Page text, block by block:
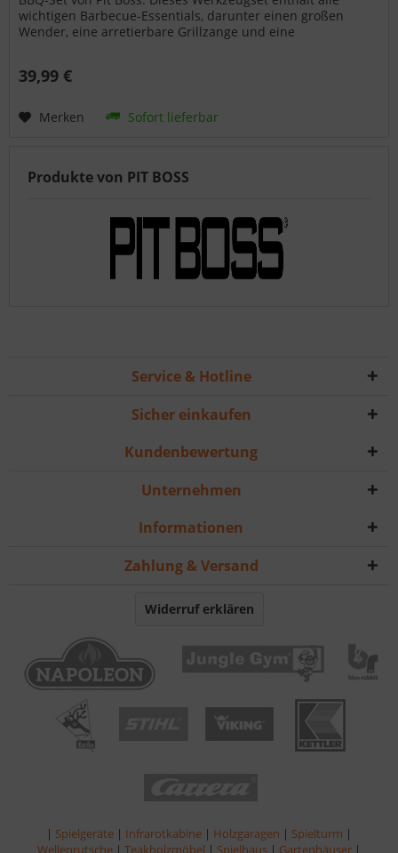
wichtigen Barbecue-Essentials, darunter einen großen
Wender, eine arretierbare Grillzange und eine
39,99 €
Merken Sofort lieferbar
Produkte von PIT BOSS
Service & Hotline
Sicher einkaufen
Kundenbewertung
Unternehmen
Informationen
Zahlung & Versand
Widerruf erklären
| Spielgeräte | Infrarotkabine | Holzgaragen | Spielturm |
Wellenrutsche | Teakholzmöbel | Spielhaus | Gartenhäuser |